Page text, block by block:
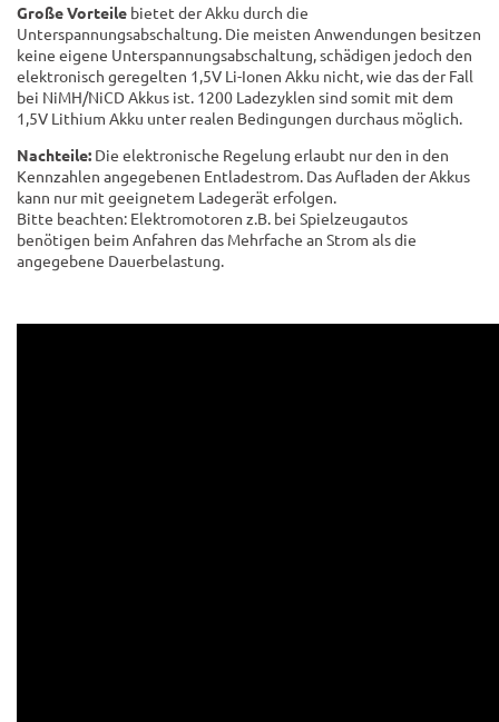
GroßeVorteile bietet der Akku durch die
Unterspannungsabschaltung. Die meisten Anwendungen besitzen
keine eigene Unterspannungsabschaltung, schädigen jedoch den
elektronisch geregelten 1,5V Li-Ionen Akku nicht, wie das der Fall
bei NiMH/NiCD Akkus ist. 1200 Ladezyklen sind somit mit dem
1,5V Lithium Akku unter realen Bedingungen durchaus möglich.
Nachteile: Die elektronische Regelung erlaubt nur den in den
Kennzahlen angegebenen Entladestrom. Das Aufladen der Akkus
kann nur mit geeignetem Ladegerät erfolgen.
Bitte beachten: Elektromotoren z.B. bei Spielzeugautos
benötigen beim Anfahren das Mehrfache an Strom als die
angegebene Dauerbelastung.